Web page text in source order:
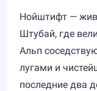
Нойштифт —
Штубай, где
Альп
лугами и
последние два